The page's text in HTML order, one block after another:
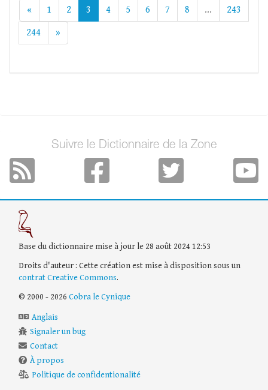
« 1 2 3 4 5 6 7 8 ...
243
244
»
Suivre le Dictionnaire de la Zone
Base du dictionnaire mise à jour le 28 août 2024 12:53
Droits d'auteur : Cette création est mise à disposition sous un
contrat Creative Commons.
© 2000 - 2026 Cobra le Cynique
Anglais
Signaler un bug
Contact
À propos
Politique de confidentionalité